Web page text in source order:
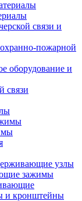
связи и
пожарной
оборудование и
связи
узлы
зажимы
и кронштейны